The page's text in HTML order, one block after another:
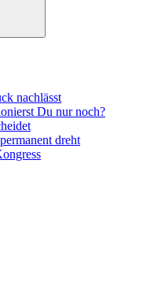
nachlässt
Du nur noch?
dreht